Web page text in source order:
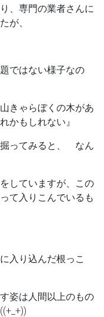
、専門の業者さんに
が、
ではない様子なの
きゃらぼくの木があ
かもしれない』
ってみると、 なん
していますが、この
て入りこんでいる も
入り込んだ根っこ
姿は人間以上のもの